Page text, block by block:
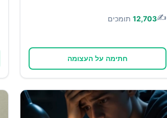
✍️
12,703 תומכים
חתימה על העצומה